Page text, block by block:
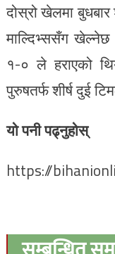
दोस्रो खेलमा
माल्दिभ्ससँग
१-० ले हराएको
पुरुषतर्फ शीर्ष दुई
यो पनी पढ्नुहोस्
https://